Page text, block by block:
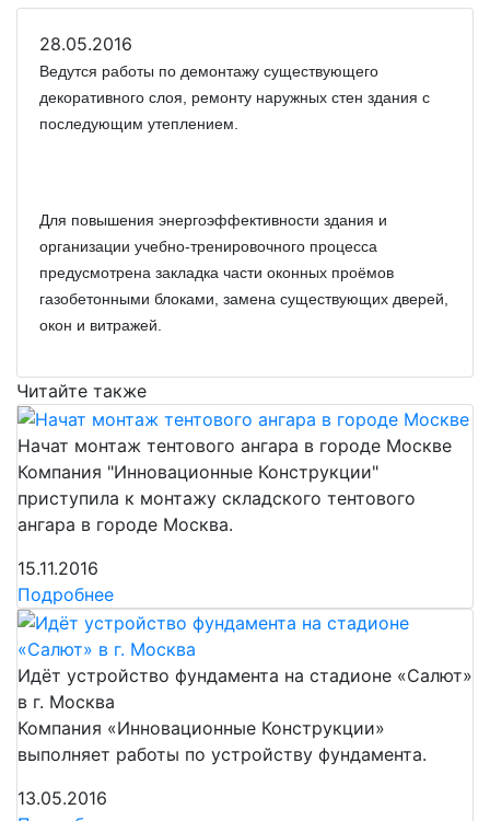
28.05.2016
Ведутся работы по демонтажу существующего
декоративного слоя, ремонту наружных стен здания с
последующим утеплением.
Для повышения энергоэффективности здания и
организации учебно-тренировочного процесса
предусмотрена закладка части оконных проёмов
газобетонными блоками, замена существующих дверей,
окон и витражей.
Читайте также
Начат монтаж тентового ангара в городе Москве
Компания "Инновационные Конструкции"
приступила к монтажу складского тентового
ангара в городе Москва.
15.11.2016
Подробнее
Идёт устройство фундамента на стадионе «Салют»
в г. Москва
Компания «Инновационные Конструкции»
выполняет работы по устройству фундамента.
13.05.2016